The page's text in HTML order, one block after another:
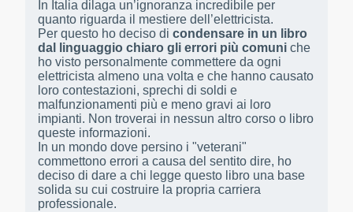
In Italia dilaga un’ignoranza incredibile per
quanto riguarda il mestiere dell’elettricista.
Per questo ho deciso di condensare in un libro
dal linguaggio chiaro gli errori più comuni che
ho visto personalmente commettere da ogni
elettricista almeno una volta e che hanno causato
loro contestazioni, sprechi di soldi e
malfunzionamenti più e meno gravi ai loro
impianti. Non troverai in nessun altro corso o libro
queste informazioni.
In un mondo dove persino i "veterani"
commettono errori a causa del sentito dire, ho
deciso di dare a chi legge questo libro una base
solida su cui costruire la propria carriera
professionale.